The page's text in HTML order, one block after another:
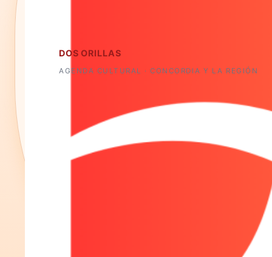
DOS ORILLAS
AGENDA CULTURAL · CONCORDIA Y LA REGIÓN